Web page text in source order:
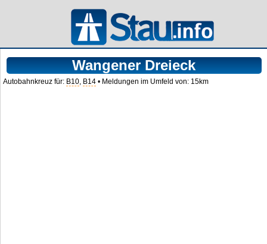
Wangener Dreieck
Autobahnkreuz für: B10, B14 • Meldungen im Umfeld von: 15km